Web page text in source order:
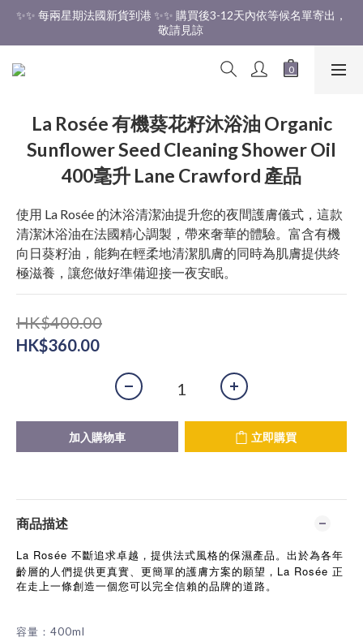
✨✨ 香港免運費 ✨✨
✨✨ 每兩星期法國新貨到港 ✨✨ 購買後3-12天內依等候名單寄出，
敬請見諒
✨✨ 香港免運費 ✨✨
La Rosée 有機葵花籽沐浴油 Organic
Sunflower Seed Cleaning Shower Oil
400毫升 Lane Crawford 產品
使用 La Rosée 的沐浴清潔油提升您的夜間護膚儀式，這款
清潔沐浴油在法國精心調製，帶來奢華的體驗。富含有機
向日葵籽油，能夠在輕柔地清潔肌膚的同時為肌膚提供終
極滋養，讓您做好準備迎接一夜安眠。
HK$400.00
HK$360.00
加入購物車 立即購買
商品描述
La Rosée 不斷追求卓越，提供法式風格的保濕產品。出於為各年
齡層的人們提供更真實、更簡單的護膚方案的願望， La Rosée 正
在走上一條創造一個您可以完全信賴的品牌的道路。
容量：400ml